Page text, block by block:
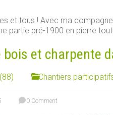
et tous ! Avec ma
partie pré-1900 en pierre tout
bois et charpente
Chantiers
0 Comment